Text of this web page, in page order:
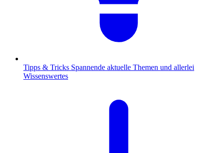
Tipps & Tricks Spannende aktuelle Themen und allerlei
Wissenswertes